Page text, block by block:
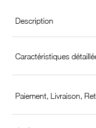
Description
Caractéristiques
Paiement, Livraison,